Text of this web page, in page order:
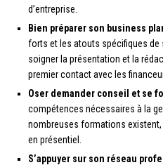
d’entreprise.
Bien préparer son business
forts et les atouts spécifiques de
soigner la présentation et la
premier contact avec les
Oser demander conseil et se
compétences nécessaires à la
nombreuses formations
en présentiel.
S’appuyer sur son réseau